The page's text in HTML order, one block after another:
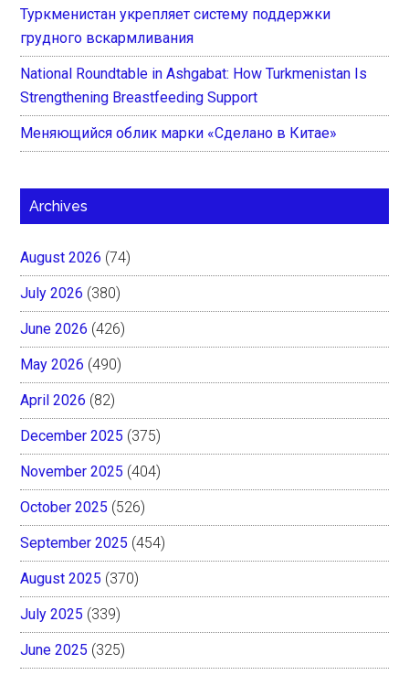
Туркменистан укрепляет систему поддержки
грудного вскармливания
National Roundtable in Ashgabat: How Turkmenistan Is
Strengthening Breastfeeding Support
Меняющийся облик марки «Сделано в Китае»
Archives
August 2026 (74)
July 2026 (380)
June 2026 (426)
May 2026 (490)
April 2026 (82)
December 2025 (375)
November 2025 (404)
October 2025 (526)
September 2025 (454)
August 2025 (370)
July 2025 (339)
June 2025 (325)